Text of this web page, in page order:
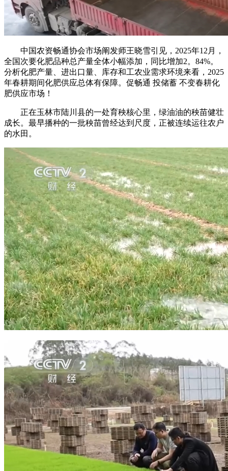
中国农资畅通协会市场阐发师王晓雪引见，2025年12月，
全国次要化肥品种总产量全体小幅添加，同比增加2。84%。
分析化肥产量、进出口量、库存和工农业需求环境来看，2025
年春耕期间化肥供应总体有保障。促畅通 投储蓄 不变春耕化
肥供应市场！
正在玉林市陆川县的一处育秧核心里，绿油油的秧苗健壮
成长。最早播种的一批秧苗曾经达到尺度，正被连续运往农户
的水田。